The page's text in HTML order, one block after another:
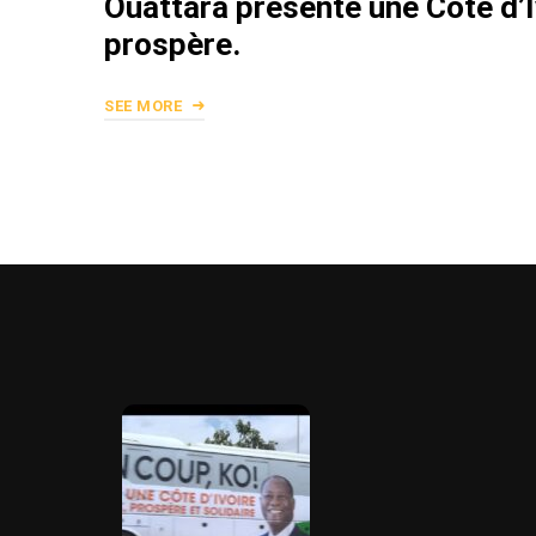
Ouattara présente une Côte
prospère.
SEE MORE